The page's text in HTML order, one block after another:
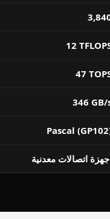
12
47
346 GB/
Pascal
اتصالات معدنية